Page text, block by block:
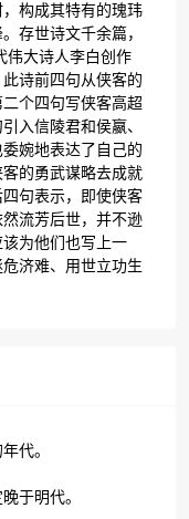
构成其特有的瑰玮
存世诗文千余篇，
伟大诗人李白创作
诗前四句从侠客的
个四句写侠客高超
入信陵君和侯嬴、
婉地表达了自己的
的勇武谋略去成就
句表示，即使侠客
流芳后世，并不逊
为他们也写上一
济难、用世立功生
代。
于明代。